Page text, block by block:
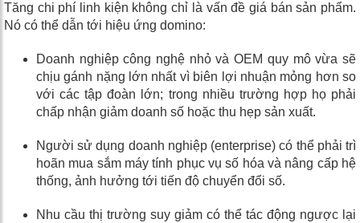
Tăng chi phí linh kiện không chỉ là vấn đề giá bán sản phẩm.
Nó có thể dẫn tới hiệu ứng domino:
Doanh nghiệp công nghệ nhỏ và OEM quy mô vừa sẽ
chịu gánh nặng lớn nhất vì biên lợi nhuận mỏng hơn so
với các tập đoàn lớn; trong nhiều trường hợp họ phải
chấp nhận giảm doanh số hoặc thu hẹp sản xuất.
Người sử dụng doanh nghiệp (enterprise) có thể phải trì
hoãn mua sắm máy tính phục vụ số hóa và nâng cấp hệ
thống, ảnh hưởng tới tiến độ chuyển đổi số.
Nhu cầu thị trường suy giảm có thể tác động ngược lại